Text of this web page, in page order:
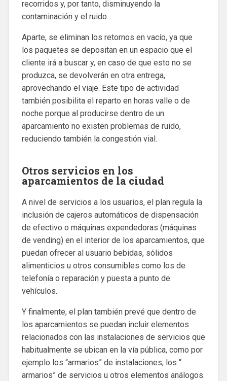
recorridos y, por tanto, disminuyendo la
contaminación y el ruido.
Aparte, se eliminan los retornos en vacío, ya que
los paquetes se depositan en un espacio que el
cliente irá a buscar y, en caso de que esto no se
produzca, se devolverán en otra entrega,
aprovechando el viaje. Este tipo de actividad
también posibilita el reparto en horas valle o de
noche porque al producirse dentro de un
aparcamiento no existen problemas de ruido,
reduciendo también la congestión vial.
Otros servicios en los
aparcamientos de la ciudad
A nivel de servicios a los usuarios, el plan regula la
inclusión de cajeros automáticos de dispensación
de efectivo o máquinas expendedoras (máquinas
de vending) en el interior de los aparcamientos, que
puedan ofrecer al usuario bebidas, sólidos
alimenticios u otros consumibles como los de
telefonía o reparación y puesta a punto de
vehículos.
Y finalmente, el plan también prevé que dentro de
los aparcamientos se puedan incluir elementos
relacionados con las instalaciones de servicios que
habitualmente se ubican en la vía pública, como por
ejemplo los “armarios” de instalaciones, los “
armarios” de servicios u otros elementos análogos.